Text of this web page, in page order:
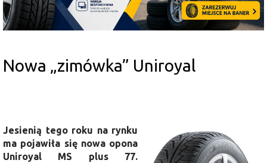
Nowa „zimówka” Uniroyal
Jesienią tego roku na rynku
ma pojawiła się nowa opona
Uniroyal MS plus 77.